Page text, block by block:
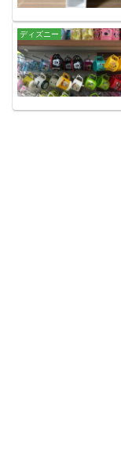
ディズニー